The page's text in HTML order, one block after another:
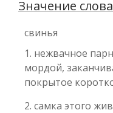
Значение
свинья
1. нежвачное
мордой,
покрытое
2. самка этого